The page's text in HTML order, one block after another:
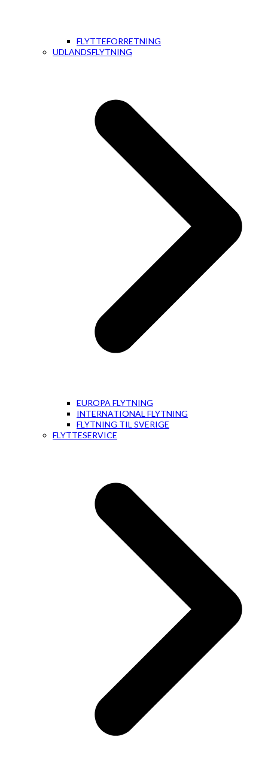
FLYTTEFORRETNING
UDLANDSFLYTNING
EUROPA FLYTNING
INTERNATIONAL FLYTNING
FLYTNING TIL SVERIGE
FLYTTESERVICE